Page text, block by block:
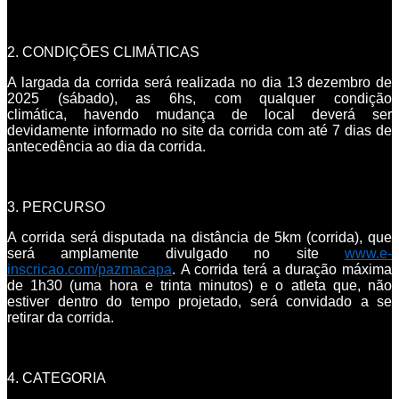
2. CONDIÇÕES CLIMÁTICAS
A largada da corrida será realizada no dia 13 dezembro de
2025 (sábado), as 6hs, com qualquer condição
climática, havendo mudança de local deverá ser
devidamente informado no site da corrida com até 7 dias de
antecedência ao dia da corrida.
3. PERCURSO
A corrida será disputada na distância de 5km (corrida), que
será amplamente divulgado no site www.e-
inscricao.com/pazmacapa. A corrida terá a duração máxima
de 1h30 (uma hora e trinta minutos) e o atleta que, não
estiver dentro do tempo projetado, será convidado a se
retirar da corrida.
4. CATEGORIA